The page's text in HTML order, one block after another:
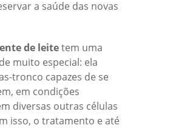
a saúde das novas
de leitetem uma
muito especial: ela
tronco capazes de se
em condições
diversas outras células
isso, o tratamento e até